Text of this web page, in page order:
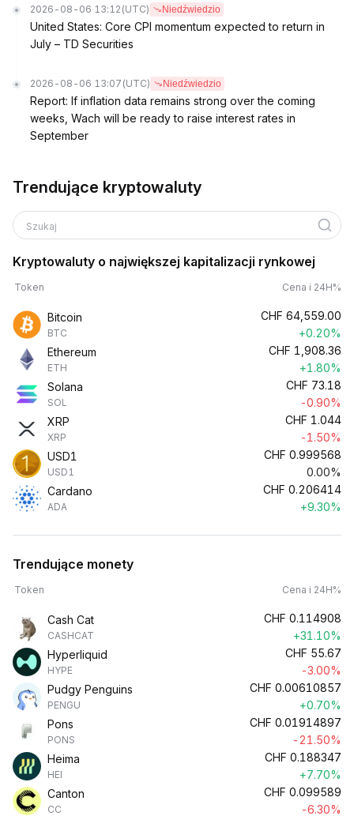
2026-08-06 13:12 (UTC) Niedźwiedzio
United States: Core CPI momentum expected to return in
July – TD Securities
2026-08-06 13:07 (UTC) Niedźwiedzio
Report: If inflation data remains strong over the coming
weeks, Wach will be ready to raise interest rates in
September
Trendujące kryptowaluty
Szukaj
Kryptowaluty o największej kapitalizacji rynkowej
Token Cena i 24H%
Bitcoin
BTC
CHF 64,559.00
+0.20%
Ethereum
ETH
CHF 1,908.36
+1.80%
Solana
SOL
CHF 73.18
-0.90%
XRP
XRP
CHF 1.044
-1.50%
USD1
USD1
CHF 0.999568
0.00%
Cardano
ADA
CHF 0.206414
+9.30%
Trendujące monety
Token Cena i 24H%
Cash Cat
CASHCAT
CHF 0.114908
+31.10%
Hyperliquid
HYPE
CHF 55.67
-3.00%
Pudgy Penguins
PENGU
CHF 0.00610857
+0.70%
Pons
PONS
CHF 0.01914897
-21.50%
Heima
HEI
CHF 0.188347
+7.70%
Canton
CC
CHF 0.099589
-6.30%